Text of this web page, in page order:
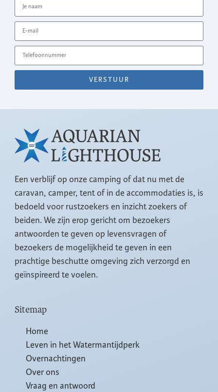
VERSTUUR
Een verblijf op onze camping of dat nu met de
caravan, camper, tent of in de accommodaties is, is
bedoeld voor rustzoekers en inzicht zoekers of
beiden. We zijn erop gericht om bezoekers
antwoorden te geven op levensvragen of
bezoekers de mogelijkheid te geven in een
prachtige beschutte omgeving zich verzorgd en
geïnspireerd te voelen.
Sitemap
Home
Leven in het Watermantijdperk
Overnachtingen
Over ons
Vraag en antwoord